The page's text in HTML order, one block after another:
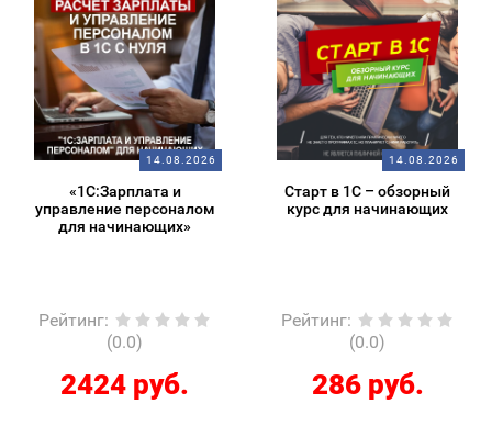
14.08.2026
«1С:Зарплата и
управление персоналом
для начинающих»
Рейтинг:
(0.0)
2424 руб.
14.08.2026
Старт в 1С – обзорный
курс для начинающих
Рейтинг:
(0.0)
286 руб.